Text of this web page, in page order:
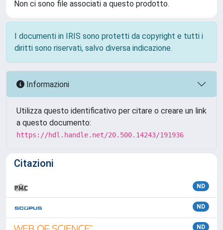
Non ci sono file associati a questo prodotto.
I documenti in IRIS sono protetti da copyright e tutti i
diritti sono riservati, salvo diversa indicazione.
Informazioni
Utilizza questo identificativo per citare o creare un link
a questo documento:
https://hdl.handle.net/20.500.14243/191936
Citazioni
ND
ND
ND